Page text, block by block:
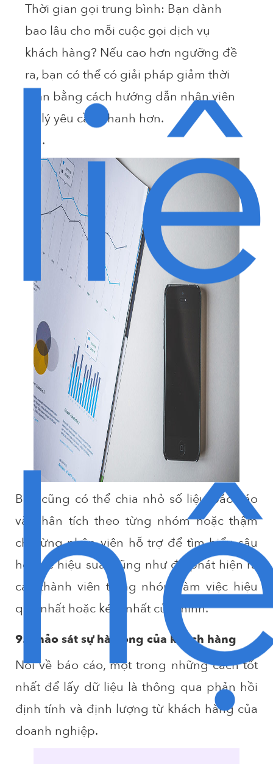
Thời gian gọi trung bình: Bạn dành
bao lâu cho mỗi cuộc gọi dịch vụ
khách hàng? Nếu cao hơn ngưỡng đề
ra, bạn có thể có giải pháp giảm thời
gian bằng cách hướng dẫn nhân viên
xử lý yêu cầu nhanh hơn.
…
Bạn cũng có thể chia nhỏ số liệu báo cáo
và phân tích theo từng nhóm hoặc thậm
chí từng nhân viên hỗ trợ để tìm hiểu sâu
hơn về hiệu suất cũng như để phát hiện ra
các thành viên trong nhóm làm việc hiệu
quả nhất hoặc kém nhất của mình.
9. Khảo sát sự hài lòng của khách hàng
Nói về báo cáo, một trong những cách tốt
nhất để lấy dữ liệu là thông qua phản hồi
định tính và định lượng từ khách hàng của
doanh nghiệp.